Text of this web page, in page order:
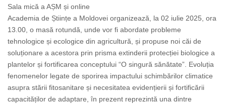
Sala mică a AȘM și online
Academia de Științe a Moldovei organizează, la 02 iulie 2025, ora
13.00, o masă rotundă, unde vor fi abordate probleme
tehnologice și ecologice din agricultură, și propuse noi căi de
soluționare a acestora prin prisma extinderii protecției biologice a
plantelor și fortificarea conceptului “O singură sănătate”. Evoluția
fenomenelor legate de sporirea impactului schimbărilor climatice
asupra stării fitosanitare și necesitatea evidențierii și fortificării
capacităților de adaptare, în prezent reprezintă una dintre